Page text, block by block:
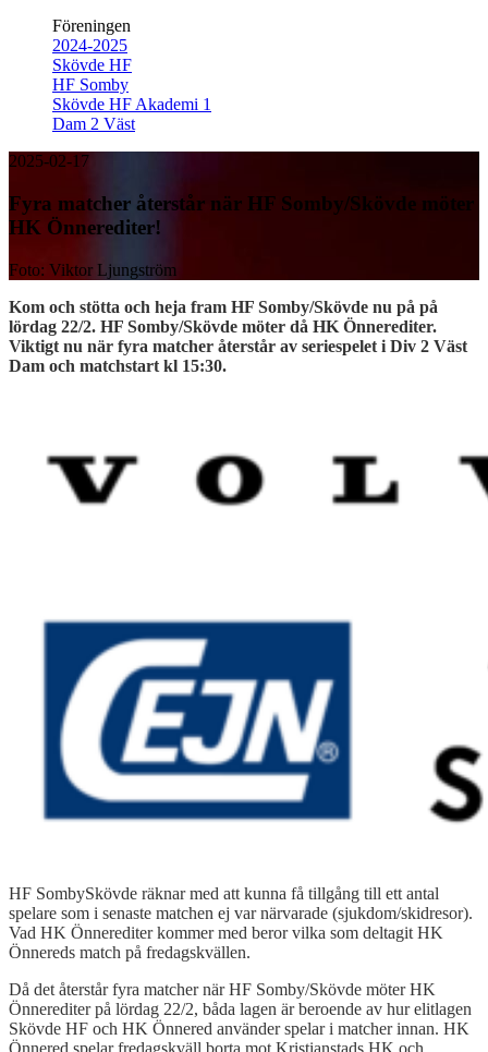
Föreningen
2024-2025
Skövde HF
HF Somby
Skövde HF Akademi 1
Dam 2 Väst
2025-02-17
Fyra matcher återstår när HF Somby/Skövde möter
HK Önnerediter!
Foto: Viktor Ljungström
Kom och stötta och heja fram HF Somby/Skövde nu på på
lördag 22/2. HF Somby/Skövde möter då HK Önnerediter.
Viktigt nu när fyra matcher återstår av seriespelet i Div 2 Väst
Dam och matchstart kl 15:30.
HF SombySkövde räknar med att kunna få tillgång till ett antal
spelare som i senaste matchen ej var närvarade (sjukdom/skidresor).
Vad HK Önnerediter kommer med beror vilka som deltagit HK
Önnereds match på fredagskvällen.
Då det återstår fyra matcher när HF Somby/Skövde möter HK
Önnerediter på lördag 22/2, båda lagen är beroende av hur elitlagen
Skövde HF och HK Önnered använder spelar i matcher innan. HK
Önnered spelar fredagskväll borta mot Kristianstads HK och